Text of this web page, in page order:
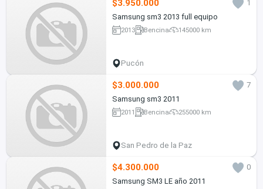
$3.950.000
1
Samsung sm3 2013 full equipo
2013 Bencina 145000 km
Pucón
$3.000.000
7
Samsung sm3 2011
2011 Bencina 255000 km
San Pedro de la Paz
$4.300.000
0
Samsung SM3 LE año 2011